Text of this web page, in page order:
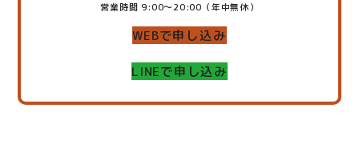
営業時間 9:00～20:00（年中無休）
WEBで申し込み
LINEで申し込み